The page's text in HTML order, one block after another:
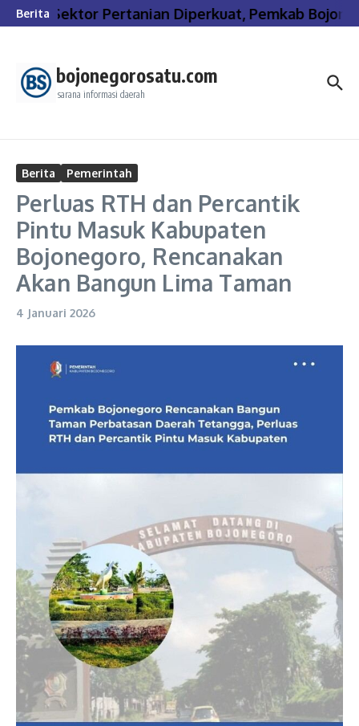
Lewati ke konten
BeritaSektor Pertanian Diperkuat, Pemkab
bojonegorosatu.com
sarana informasi daerah
Berita Pemerintah
Perluas RTH dan Percantik
Pintu Masuk Kabupaten
Bojonegoro, Rencanakan
Akan Bangun Lima Taman
4 Januari 2026